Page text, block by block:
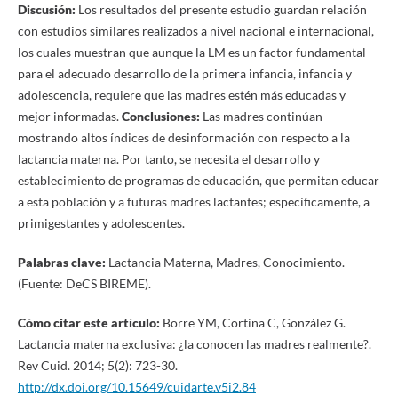
Discusión: Los resultados del presente estudio guardan relación
con estudios similares realizados a nivel nacional e internacional,
los cuales muestran que aunque la LM es un factor fundamental
para el adecuado desarrollo de la primera infancia, infancia y
adolescencia, requiere que las madres estén más educadas y
mejor informadas.Conclusiones: Las madres continúan
mostrando altos índices de desinformación con respecto a la
lactancia materna. Por tanto, se necesita el desarrollo y
establecimiento de programas de educación, que permitan educar
a esta población y a futuras madres lactantes; específicamente, a
primigestantes y adolescentes.
Palabras clave: Lactancia Materna, Madres, Conocimiento.
(Fuente: DeCS BIREME).
Cómo citar este artículo: Borre YM, Cortina C, González G.
Lactancia materna exclusiva: ¿la conocen las madres realmente?.
Rev Cuid. 2014; 5(2): 723-30.
http://dx.doi.org/10.15649/cuidarte.v5i2.84